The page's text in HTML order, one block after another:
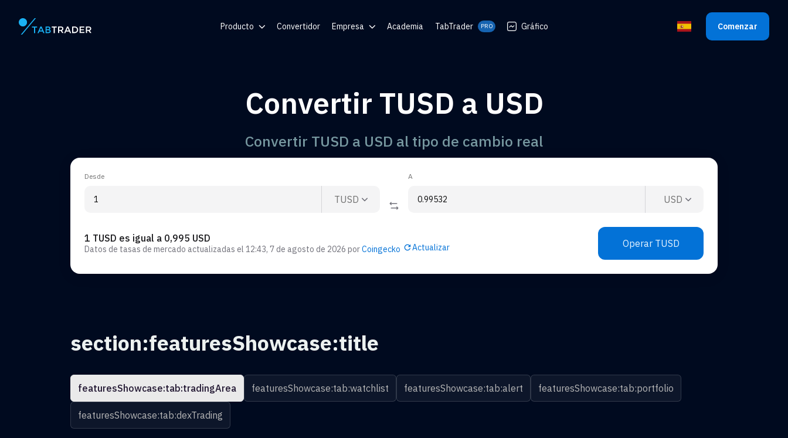
Página principal Producto
Generador de QR
Convertidor Empresa Academia TabTrader PRO Gráfico Seleccionar Idioma
Comenzar
Convertir TUSD a USD
Convertir TUSD a USD al tipo de cambio real
Desde
TUSD
A
USD
1 TUSD es igual a 0,995 USD
Datos de tasas de mercado actualizadas el 12:43, 7 de agosto de 2026 porCoingecko Actualizar Operar TUSD
section:featuresShowcase:title
featuresShowcase:tab:tradingArea featuresShowcase:tab:watchlist featuresShowcase:tab:alert featuresShowcase:tab:portfolio
featuresShowcase:tab:dexTrading